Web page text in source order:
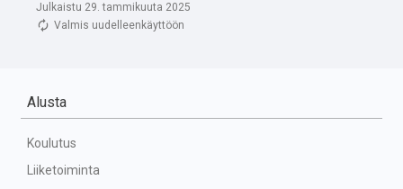
Julkaistu 29. tammikuuta 2025
Valmis uudelleenkäyttöön
Alusta
Koulutus
Liiketoiminta